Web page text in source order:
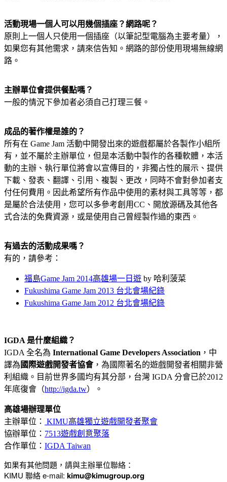
活動現場一個人可以用幾個插座？網路呢？
原則上一個人只使用一個插座（以筆記型電腦為主要考量），
如果您有其他需求，請來信告知。網路的部份使用現場無線網
路。
主辦單位會提供餐點嗎？
一般的情況下參加者必須自己打理三餐。
成品的著作權是誰的？
所有在 Game Jam 活動中開發出來的遊戲都屬於各製作小組所
有，並不屬於主辦單位，但是本活動中製作的各種軟體，本活
動的主辦、執行單位將會以宣傳目的，非獨占性的展示、提供
下載、發表、翻譯、引用、複製、更改，同時不會對參加者支
付任何費用。因此希望所有作品中使用的素材與工具等等，都
是屬於合法使用，您可以多參考創用CC、開放源碼及其他各
式合法的免費資源，或是使用自己曾經製作過的東西。
有過去的活動成果嗎？
有的，請參考：
福島Game Jam 2014高雄場一日遊 by 哈利菠菜
Fukushima Game Jam 2013 台北會場紀錄
Fukushima Game Jam 2012 台北會場紀錄
IGDA 是什麼組織？
IGDA 全名為 International Game Developers Association ，中
譯為 國際遊戲開發者協會，為國際著名的遊戲開發者相關非營
利組織。目前世界多國均有其分部，台灣 IGDA 分會已於2012
年底復會（http://igda.tw）。
高雄場辦理單位
主辦單位： KIMU高雄獨立遊戲開發者聚會
協辦單位： 7513遊戲創意聚落
合作單位： IGDA Taiwan
如果有其他問題，請與主辦單位聯絡：
KIMU 聯絡 e-mail: kimu@kimugroup.org